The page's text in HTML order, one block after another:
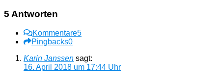
5 Antworten
Kommentare5
Pingbacks0
Karin Janssen sagt:
16. April 2018 um 17:44 Uhr